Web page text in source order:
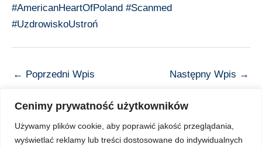
Cenimy prywatność użytkowników
Używamy plików cookie, aby poprawić jakość przeglądania,
wyświetlać reklamy lub treści dostosowane do indywidualnych
#AmericanHeartOfPoland #Scanmed
#UzdrowiskoUstroń
← Poprzedni Wpis Następny Wpis →